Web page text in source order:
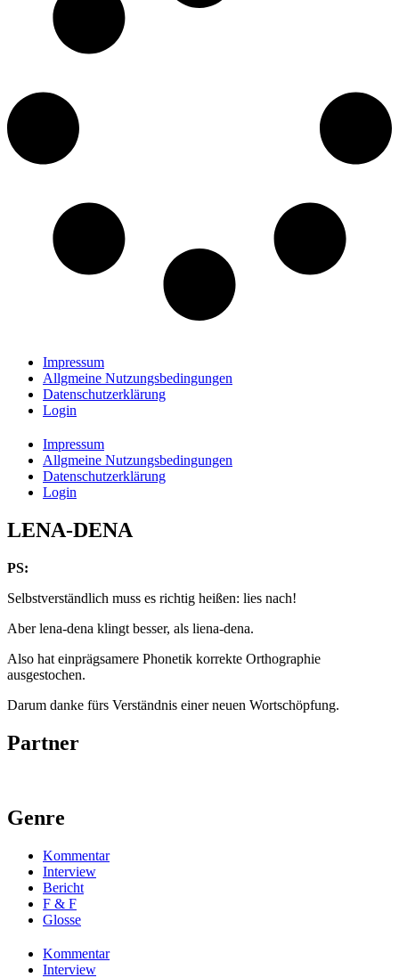
Impressum
Allgmeine Nutzungsbedingungen
Datenschutzerklärung
Login
Impressum
Allgmeine Nutzungsbedingungen
Datenschutzerklärung
Login
LENA-DENA
PS:
Selbstverständlich muss es richtig heißen: lies nach!
Aber lena-dena klingt besser, als liena-dena.
Also hat einprägsamere Phonetik korrekte Orthographie
ausgestochen.
Darum danke fürs Verständnis einer neuen Wortschöpfung.
Partner
Genre
Kommentar
Interview
Bericht
F & F
Glosse
Kommentar
Interview